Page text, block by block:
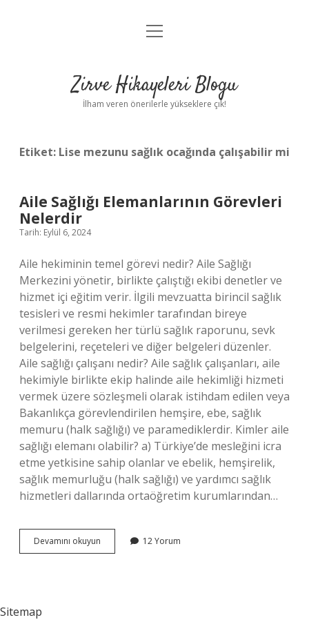
Anasayfa
Yasal Uyarı
menüyü
Zirve Hikayeleri Blogu
İlham veren önerilerle yükseklere çık!
Etiket: Lise mezunu sağlık ocağında çalışabilir mi
Aile Sağlığı Elemanlarının Görevleri
Nelerdir
Tarih: Eylül 6, 2024
Aile hekiminin temel görevi nedir? Aile Sağlığı
Merkezini yönetir, birlikte çalıştığı ekibi denetler ve
hizmet içi eğitim verir. İlgili mevzuatta birincil sağlık
tesisleri ve resmi hekimler tarafından bireye
verilmesi gereken her türlü sağlık raporunu, sevk
belgelerini, reçeteleri ve diğer belgeleri düzenler.
Aile sağlığı çalışanı nedir? Aile sağlık çalışanları, aile
hekimiyle birlikte ekip halinde aile hekimliği hizmeti
vermek üzere sözleşmeli olarak istihdam edilen veya
Bakanlıkça görevlendirilen hemşire, ebe, sağlık
memuru (halk sağlığı) ve paramediklerdir. Kimler aile
sağlığı elemanı olabilir? a) Türkiye’de mesleğini icra
etme yetkisine sahip olanlar ve ebelik, hemşirelik,
sağlık memurluğu (halk sağlığı) ve yardımcı sağlık
hizmetleri dallarında ortaöğretim kurumlarından…
Devamını okuyun
Sağlığı
12 Yorum
Sitemap